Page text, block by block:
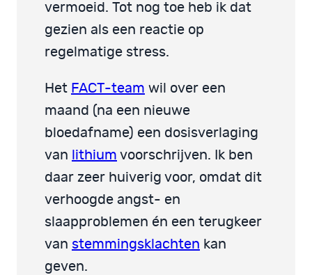
vermoeid. Tot nog toe heb ik dat
gezien als een reactie op
regelmatige stress.
Het FACT-team wil over een
maand (na een nieuwe
bloedafname) een dosisverlaging
van lithium voorschrijven. Ik ben
daar zeer huiverig voor, omdat dit
verhoogde angst- en
slaapproblemen én een terugkeer
van stemmingsklachten kan
geven.